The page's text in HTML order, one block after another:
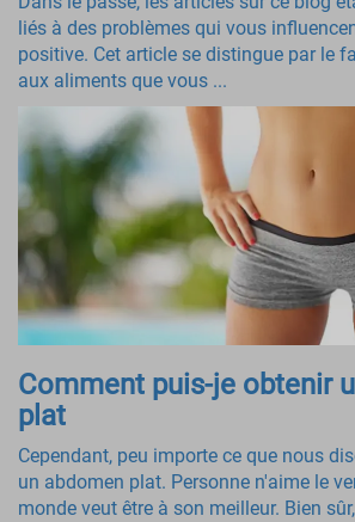
liés à des problèmes qui vous
positive. Cet article se distingue par le
aux aliments que vous ...
Comment puis-je obtenir
plat
Cependant, peu importe ce que nous
un abdomen plat. Personne n'aime le
monde veut être à son meilleur. Bien